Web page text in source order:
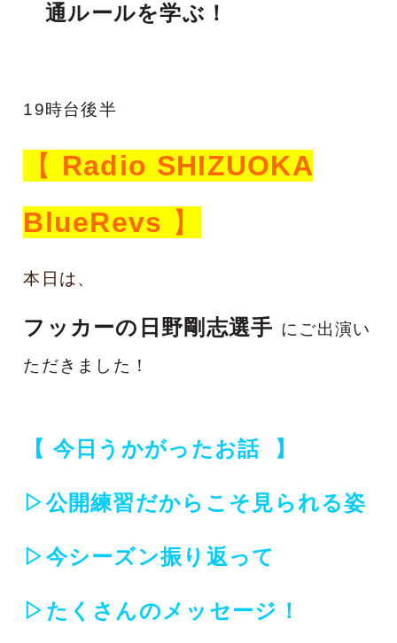
通ルールを学ぶ！
19時台後半
【 Radio SHIZUOKA
BlueRevs 】
本日は、
フッカーの日野剛志選手 にご出演い
ただきました！
【 今日うかがったお話 】
▷公開練習だからこそ見られる姿
▷今シーズン振り返って
▷たくさんのメッセージ！